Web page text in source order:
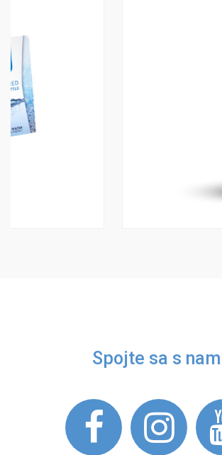
Spojte sa s